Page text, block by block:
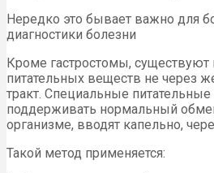
Нередко это бывает важно для
диагностики болезни
Кроме гастростомы,
питательных веществ не через
тракт. Специальные
поддерживать нормальный
организме, вводят капельно,
Такой метод применяется: